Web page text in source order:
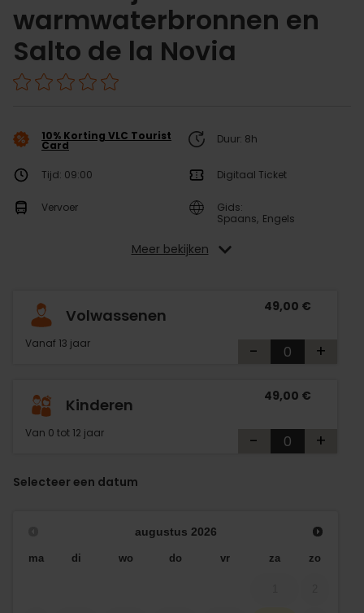
warmwaterbronnen en
Salto de la Novia
10% Korting VLC Tourist
Card Duur: 8h
Tijd: 09:00 Digitaal Ticket
Vervoer
Gids:
Spaans Engels
Meer bekijken
Volwassenen
Vanaf 13 jaar
49,00 €
- +
Kinderen
Van 0 tot 12 jaar
49,00 €
- +
Selecteer een datum
augustus 2026
ma di wo do vr za zo